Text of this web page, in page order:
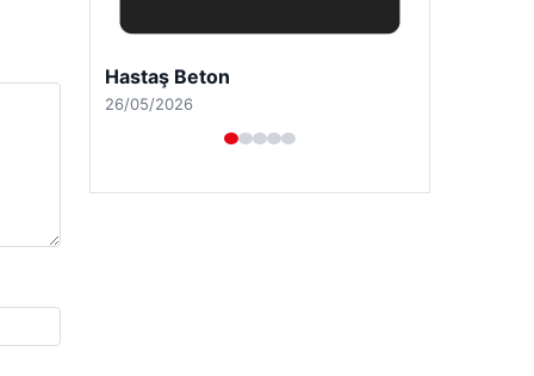
Enes Kaplan Avukatlık Bürosu
28/04/2026